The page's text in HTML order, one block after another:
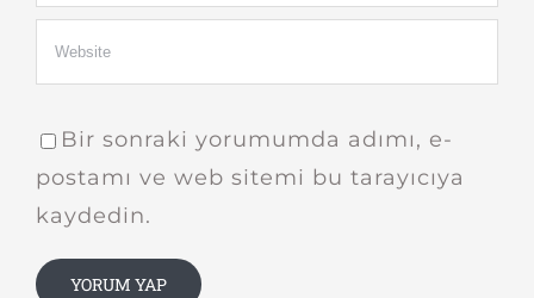
Bir sonraki yorumumda adımı, e-
postamı ve web sitemi bu tarayıcıya
kaydedin.